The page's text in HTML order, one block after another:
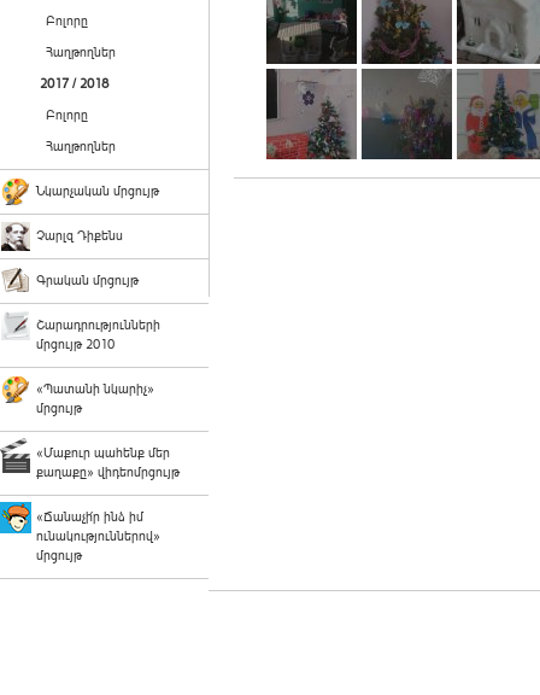
Բոլորը
Հաղթողներ
2017 / 2018
Բոլորը
Հաղթողներ
Նկարչական մրցույթ
Չարլզ Դիքենս
Գրական մրցույթ
Շարադրությունների
մրցույթ 2010
«Պատանի նկարիչ»
մրցույթ
«Մաքուր պահենք մեր
քաղաքը» վիդեոմրցույթ
«Ճանաչի՛ր ինձ իմ
ունակություններով»
մրցույթ